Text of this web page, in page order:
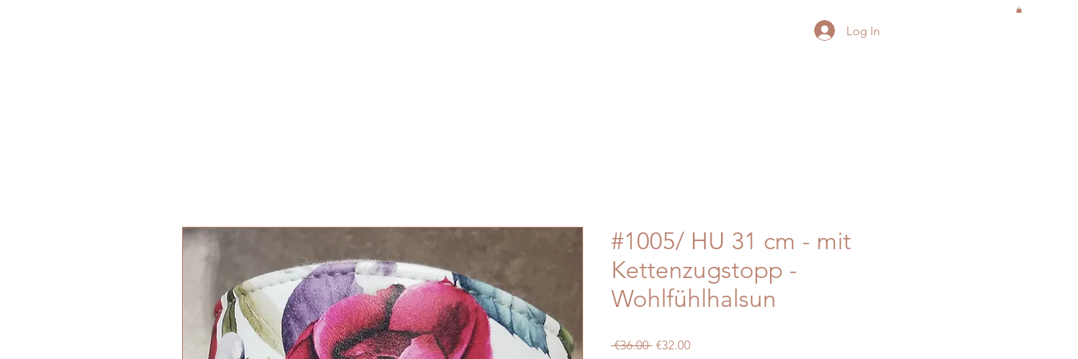
Log In
#1005/ HU 31 cm - mit
Kettenzugstopp -
Wohlfühlhalsun
€36.00 Regular
€32.00Sale